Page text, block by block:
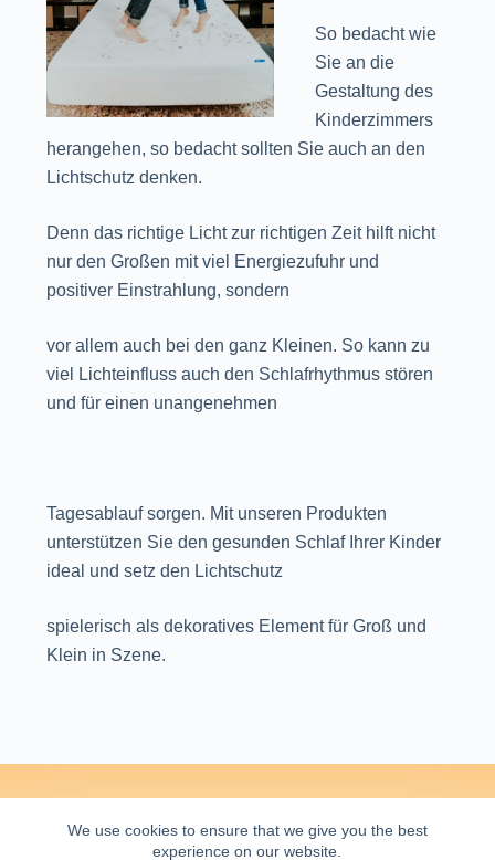
We use cookies to ensure that we give you the best
experience on our website.
So bedacht wie
Sie an die
Gestaltung des
Kinderzimmers
herangehen, so bedacht sollten Sie auch an den
Lichtschutz denken.
Denn das richtige Licht zur richtigen Zeit hilft nicht
nur den Großen mit viel Energiezufuhr und
positiver Einstrahlung, sondern
vor allem auch bei den ganz Kleinen. So kann zu
viel Lichteinfluss auch den Schlafrhythmus stören
und für einen unangenehmen
Tagesablauf sorgen. Mit unseren Produkten
unterstützen Sie den gesunden Schlaf Ihrer Kinder
ideal und setz den Lichtschutz
spielerisch als dekoratives Element für Groß und
Klein in Szene.
WIDERRUFSBELEHRUNG
DATENSCHUTZBELEHRUNG
VERSANDINFORMATIONEN